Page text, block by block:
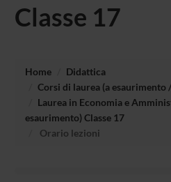
Classe 17
Home
Didattica
Corsi di laurea (a esaurimento
Laurea in Economia e
esaurimento) Classe 17
Orario lezioni